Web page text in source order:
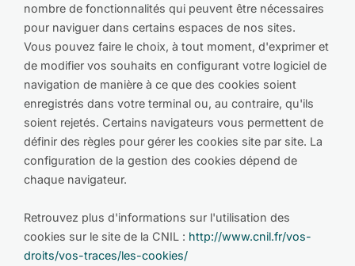
nombre de fonctionnalités qui peuvent être nécessaires
pour naviguer dans certains espaces de nos sites.
Vous pouvez faire le choix, à tout moment, d'exprimer et
de modifier vos souhaits en configurant votre logiciel de
navigation de manière à ce que des cookies soient
enregistrés dans votre terminal ou, au contraire, qu'ils
soient rejetés. Certains navigateurs vous permettent de
définir des règles pour gérer les cookies site par site. La
configuration de la gestion des cookies dépend de
chaque navigateur.
Retrouvez plus d'informations sur l'utilisation des
cookies sur le site de la CNIL : http://www.cnil.fr/vos-
droits/vos-traces/les-cookies/